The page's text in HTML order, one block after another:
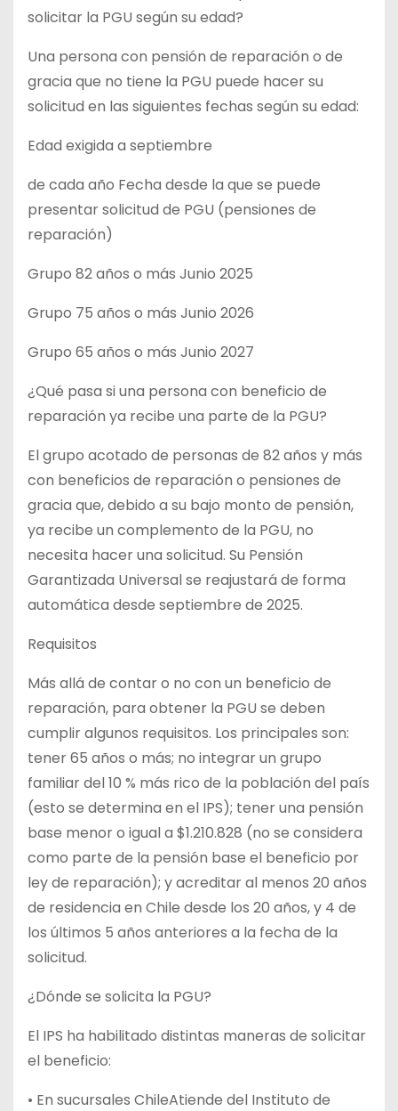
solicitar la PGU según su edad?
Una persona con pensión de reparación o de
gracia que no tiene la PGU puede hacer su
solicitud en las siguientes fechas según su edad:
Edad exigida a septiembre
de cada año Fecha desde la que se puede
presentar solicitud de PGU (pensiones de
reparación)
Grupo 82 años o más Junio 2025
Grupo 75 años o más Junio 2026
Grupo 65 años o más Junio 2027
¿Qué pasa si una persona con beneficio de
reparación ya recibe una parte de la PGU?
El grupo acotado de personas de 82 años y más
con beneficios de reparación o pensiones de
gracia que, debido a su bajo monto de pensión,
ya recibe un complemento de la PGU, no
necesita hacer una solicitud. Su Pensión
Garantizada Universal se reajustará de forma
automática desde septiembre de 2025.
Requisitos
Más allá de contar o no con un beneficio de
reparación, para obtener la PGU se deben
cumplir algunos requisitos. Los principales son:
tener 65 años o más; no integrar un grupo
familiar del 10 % más rico de la población del país
(esto se determina en el IPS); tener una pensión
base menor o igual a $1.210.828 (no se considera
como parte de la pensión base el beneficio por
ley de reparación); y acreditar al menos 20 años
de residencia en Chile desde los 20 años, y 4 de
los últimos 5 años anteriores a la fecha de la
solicitud.
¿Dónde se solicita la PGU?
El IPS ha habilitado distintas maneras de solicitar
el beneficio:
• En sucursales ChileAtiende del Instituto de